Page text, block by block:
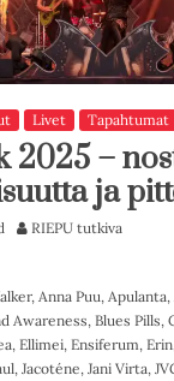
Livet Tapahtumat
2025 –
ja
RIEPU tutkiva
, Anna Puu, Apulanta,
Awareness, Blues Pills,
, Ellimei, Ensiferum, Erin
, Jacoténe, Jani Virta,